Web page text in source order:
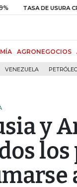
DE USURA CRÉDITO
AGRONEGOCIOS
VENEZUELA
y
los